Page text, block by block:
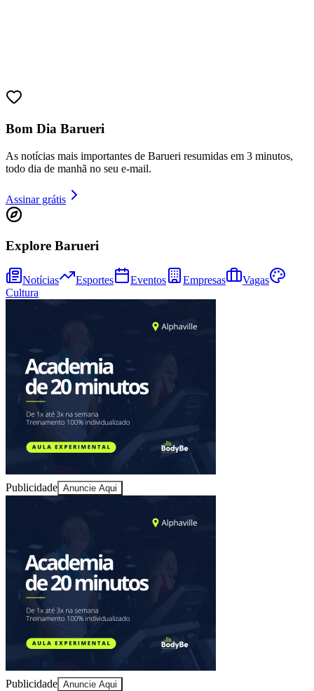
Juventude
Bom Dia Barueri
As notícias mais importantes de Barueri resumidas em 3 minutos,
todo dia de manhã no seu e-mail.
Assinar grátis
Explore Barueri
Notícias Esportes Eventos Empresas
Vagas
Cultura
Publicidade Anuncie Aqui
Publicidade Anuncie Aqui